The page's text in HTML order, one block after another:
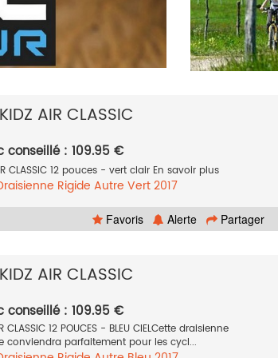
AIR CLASSIC
conseillé : 109.95 €
CLASSIC 12 pouces - vert clair En savoir plus
Rigide Autre Vert2017
Favoris
Alerte Partager
AIR CLASSIC
conseillé : 109.95 €
CLASSIC 12 POUCES - BLEU CIELCette draisienne
conviendra parfaitement pour les cycl...